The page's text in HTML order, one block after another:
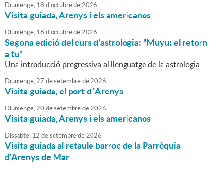
Diumenge, 18 d'octubrede2026
Visita guiada, Arenys i els americanos
Diumenge, 18 d'octubrede2026
Segona edició del curs d'astrologia: "Muyu: el retorn
a tu"
Una introducció progressiva al llenguatge de la astrologia
Diumenge,27 desetembrede2026
Visita guiada, el port d´Arenys
Diumenge,20 desetembrede2026
Visita guiada, Arenys i els americanos
Dissabte, 12 desetembrede2026
Visita guiada al retaule barroc de la Parròquia
d'Arenys de Mar